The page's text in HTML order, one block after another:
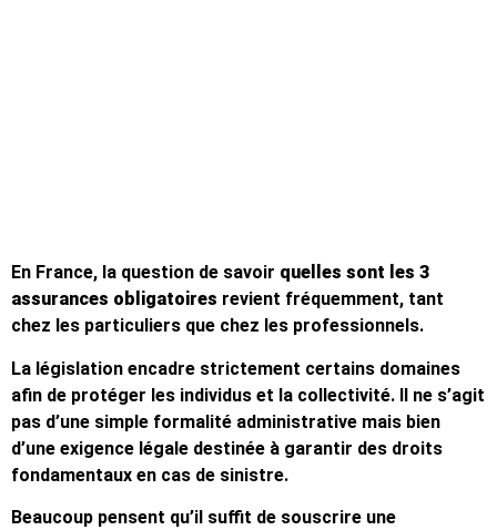
En France, la question de savoir quelles sont les 3
assurances obligatoires revient fréquemment, tant
chez les particuliers que chez les professionnels.
La législation encadre strictement certains domaines
afin de protéger les individus et la collectivité. Il ne s’agit
pas d’une simple formalité administrative mais bien
d’une exigence légale destinée à garantir des droits
fondamentaux en cas de sinistre.
Beaucoup pensent qu’il suffit de souscrire une